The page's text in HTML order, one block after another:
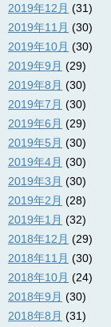
2019年12月 (31)
2019年11月 (30)
2019年10月 (30)
2019年9月 (29)
2019年8月 (30)
2019年7月 (30)
2019年6月 (29)
2019年5月 (30)
2019年4月 (30)
2019年3月 (30)
2019年2月 (28)
2019年1月 (32)
2018年12月 (29)
2018年11月 (30)
2018年10月 (24)
2018年9月 (30)
2018年8月 (31)